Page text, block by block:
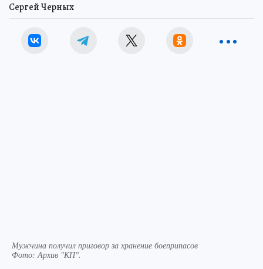
Сергей Черных
Мужчина получил приговор за хранение боеприпасов
Фото: Архив "КП".